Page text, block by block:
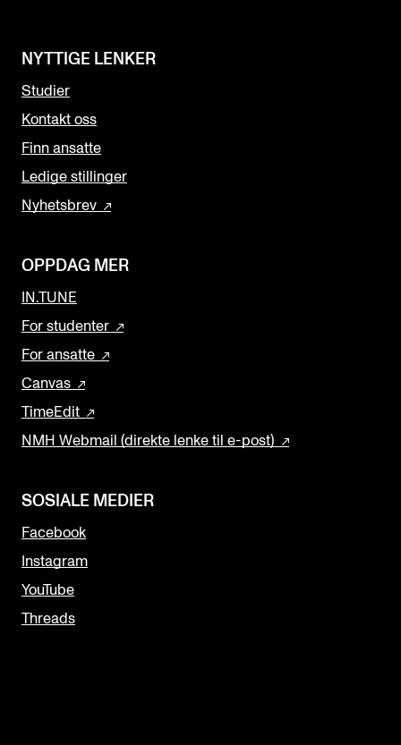
NYTTIGE LENKER
Studier
Kontakt oss
Finn ansatte
Ledige stillinger
Nyhetsbrev
OPPDAG MER
IN.TUNE
For studenter
For ansatte
Canvas
TimeEdit
NMH Webmail (direkte lenke til e-post)
SOSIALE MEDIER
Facebook
Instagram
YouTube
Threads